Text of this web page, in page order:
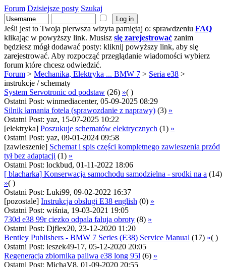
Forum Dzisiejsze posty Szukaj
Jeśli jest to Twoja pierwsza wizyta pamiętaj o: sprawdzeniu FAQ
klikając w powyższy link. Musisz się zarejestrować zanim
będziesz mógł dodawać posty: kliknij powyższy link, aby się
zarejestrować. Aby rozpocząć przeglądanie wiadomości wybierz
forum które chcesz odwiedzić.
Forum > Mechanika, Elektryka ... BMW 7 > Seria e38 >
instrukcje / schematy
System Servotronic od podstaw (26) »( )
Ostatni Post: winmediacenter, 05-09-2025 08:29
Silnik łamania fotela (sprawozdanie z naprawy) (3) »
Ostatni Post: yaz, 15-07-2025 10:22
[elektryka] Poszukuje schematów elektrycznych (1) »
Ostatni Post: yaz, 09-01-2024 09:58
[zawieszenie] Schemat i spis części kompletnego zawieszenia przód
tył bez adaptacji (1) »
Ostatni Post: lockbud, 01-11-2022 18:06
[ blacharka] Konserwacja samochodu samodzielna - srodki na a (14)
»( )
Ostatni Post: Luki99, 09-02-2022 16:37
[pozostale] Instrukcja obsługi E38 english (0) »
Ostatni Post: wiśnia, 19-03-2021 19:05
730d e38 99r ciezko odpala faluja obroty (8) »
Ostatni Post: Djflex20, 23-12-2020 11:20
Bentley Publishers - BMW 7 Series (E38) Service Manual (17) »( )
Ostatni Post: leszek49-17, 05-12-2020 20:05
Regeneracja zbiornika paliwa e38 long 95l (6) »
Ostatni Post: MichaV8, 01-09-2020 20:55